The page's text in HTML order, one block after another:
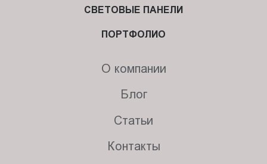
СВЕТОВЫЕ ПАНЕЛИ
ПОРТФОЛИО
О компании
Блог
Статьи
Контакты